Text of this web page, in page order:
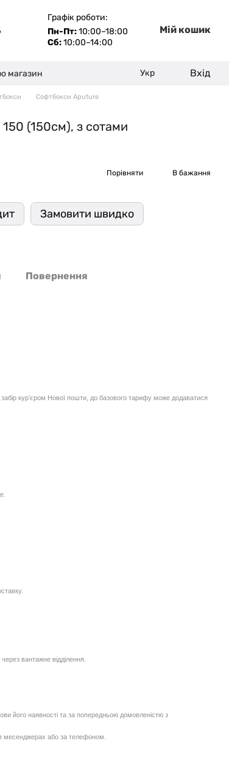
Графік роботи:
Пн-Пт:10:00–18:00
Сб:10:00–14:00
Мій кошик
магазин Укр Вхід
Софтбокси Aputure
(150см), з сотами
Порівняти В бажання
Замовити швидко
Повернення
курʼєром Нової пошти, до базового тарифу може додаватися
вантажне відділення.
його наявності та за попередньою домовленістю з
месенджерах або за телефоном.